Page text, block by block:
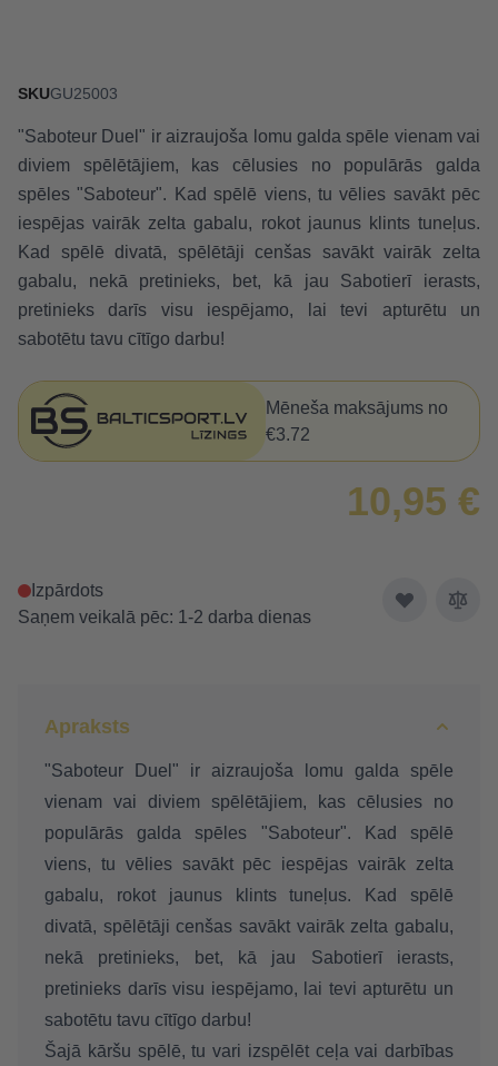
SKUGU25003
"Saboteur Duel" ir aizraujoša lomu galda spēle vienam vai
diviem spēlētājiem, kas cēlusies no populārās galda
spēles "Saboteur". Kad spēlē viens, tu vēlies savākt pēc
iespējas vairāk zelta gabalu, rokot jaunus klints tuneļus.
Kad spēlē divatā, spēlētāji cenšas savākt vairāk zelta
gabalu, nekā pretinieks, bet, kā jau Sabotierī ierasts,
pretinieks darīs visu iespējamo, lai tevi apturētu un
sabotētu tavu cītīgo darbu!
Mēneša maksājums no
€3.72
10,95 €
Izpārdots
Saņem veikalā pēc: 1-2 darba dienas
Apraksts
"Saboteur Duel" ir aizraujoša lomu galda spēle
vienam vai diviem spēlētājiem, kas cēlusies no
populārās galda spēles "Saboteur". Kad spēlē
viens, tu vēlies savākt pēc iespējas vairāk zelta
gabalu, rokot jaunus klints tuneļus. Kad spēlē
divatā, spēlētāji cenšas savākt vairāk zelta gabalu,
nekā pretinieks, bet, kā jau Sabotierī ierasts,
pretinieks darīs visu iespējamo, lai tevi apturētu un
sabotētu tavu cītīgo darbu!
Šajā kāršu spēlē, tu vari izspēlēt ceļa vai darbības